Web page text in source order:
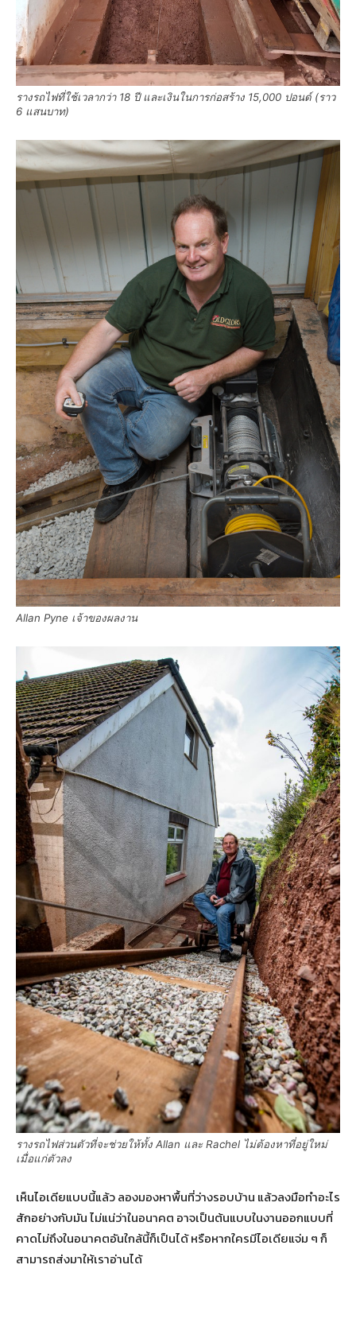
รางรถไฟที่ใช้เวลากว่า 18 ปี และเงินในการก่อสร้าง 15,000 ปอนด์ (ราว
6 แสนบาท)
Allan Pyne เจ้าของผลงาน
รางรถไฟส่วนตัวที่จะช่วยให้ทั้ง Allan และ Rachel ไม่ต้องหาที่อยู่ใหม่
เมื่อแก่ตัวลง
เห็นไอเดียแบบนี้แล้ว ลองมองหาพื้นที่ว่างรอบบ้าน แล้วลงมือทำอะไร
สักอย่างกับมัน ไม่แน่ว่าในอนาคต อาจเป็นต้นแบบในงานออกแบบที่
คาดไม่ถึงในอนาคตอันใกล้นี้ก็เป็นได้ หรือหากใครมีไอเดียแจ่ม ๆ ก็
สามารถส่งมาให้เราอ่านได้